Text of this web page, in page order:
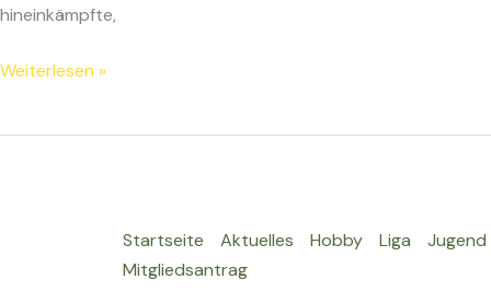
hineinkämpfte,
Weiterlesen »
Startseite Aktuelles Hobby Liga Jugend
Mitgliedsantrag